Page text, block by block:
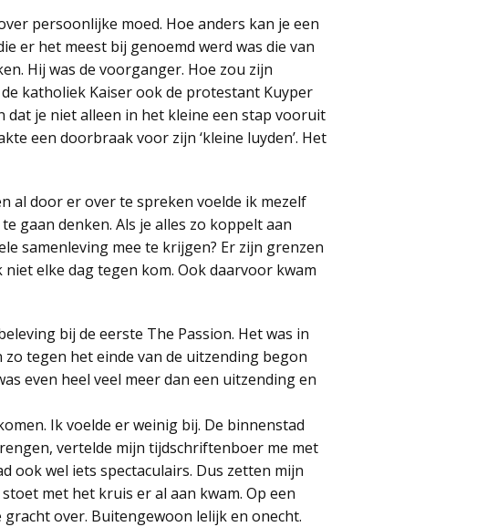
persoonlijke moed. Hoe anders kan je een
er het meest bij genoemd werd was die van
Hij was de voorganger. Hoe zou zijn
katholiek Kaiser ook de protestant Kuyper
dat je niet alleen in het kleine een stap vooruit
een doorbraak voor zijn ‘kleine luyden’. Het
al door er over te spreken voelde ik mezelf
gaan denken. Als je alles zo koppelt aan
samenleving mee te krijgen? Er zijn grenzen
elke dag tegen kom. Ook daarvoor kwam
bij de eerste The Passion. Het was in
tegen het einde van de uitzending begon
even heel veel meer dan een uitzending en
Ik voelde er weinig bij. De binnenstad
vertelde mijn tijdschriftenboer me met
ook wel iets spectaculairs. Dus zetten mijn
met het kruis er al aan kwam. Op een
over. Buitengewoon lelijk en onecht.